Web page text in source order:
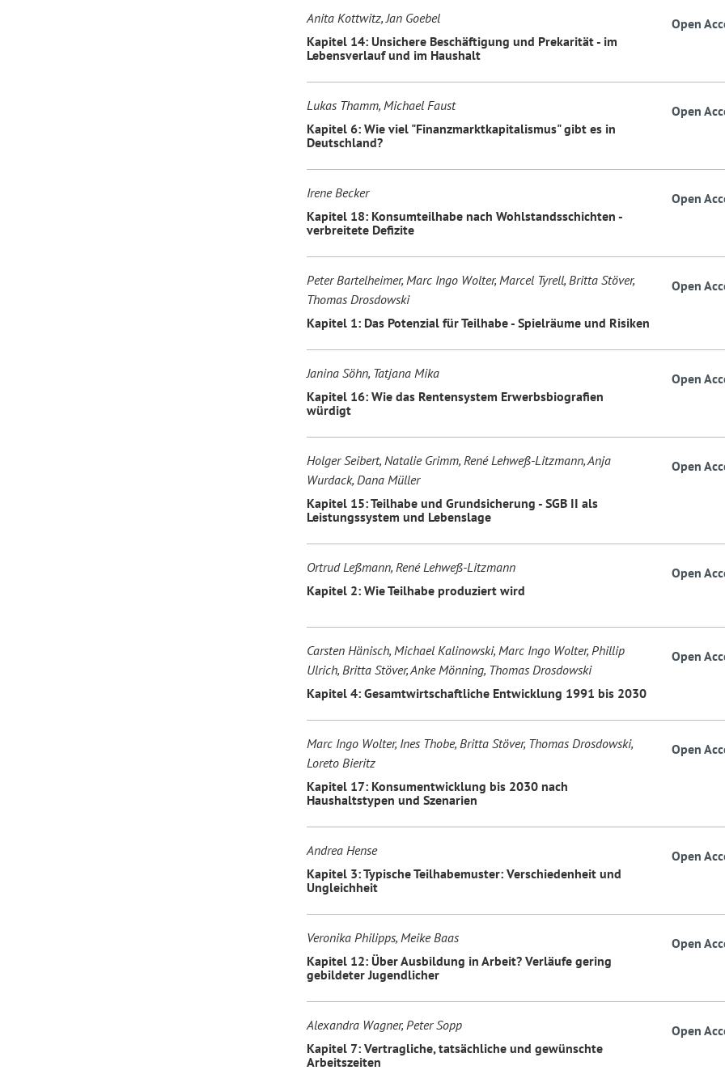
Anita Kottwitz, Jan Goebel
Kapitel 14: Unsichere Beschäftigung und Prekarität - im
Lebensverlauf und im Haushalt
Open
Lukas Thamm, Michael Faust
Kapitel 6: Wie viel "Finanzmarktkapitalismus" gibt es in
Deutschland?
Open
Irene Becker
Kapitel 18: Konsumteilhabe nach Wohlstandsschichten -
verbreitete Defizite
Open
Peter Bartelheimer, Marc Ingo Wolter, Marcel Tyrell, Britta Stöver,
Thomas Drosdowski
Kapitel 1: Das Potenzial für Teilhabe - Spielräume und Risiken
Open
Janina Söhn, Tatjana Mika
Kapitel 16: Wie das Rentensystem Erwerbsbiografien
würdigt
Open
Holger Seibert, Natalie Grimm, René Lehweß-Litzmann, Anja
Wurdack, Dana Müller
Kapitel 15: Teilhabe und Grundsicherung - SGB II als
Leistungssystem und Lebenslage
Open
Ortrud Leßmann, René Lehweß-Litzmann
Kapitel 2: Wie Teilhabe produziert wird
Open
Carsten Hänisch, Michael Kalinowski, Marc Ingo Wolter, Phillip
Ulrich, Britta Stöver, Anke Mönning, Thomas Drosdowski
Kapitel 4: Gesamtwirtschaftliche Entwicklung 1991 bis 2030
Open
Marc Ingo Wolter, Ines Thobe, Britta Stöver, Thomas Drosdowski,
Loreto Bieritz
Kapitel 17: Konsumentwicklung bis 2030 nach
Haushaltstypen und Szenarien
Open
Andrea Hense
Kapitel 3: Typische Teilhabemuster: Verschiedenheit und
Ungleichheit
Open
Veronika Philipps, Meike Baas
Kapitel 12: Über Ausbildung in Arbeit? Verläufe gering
gebildeter Jugendlicher
Open
Alexandra Wagner, Peter Sopp
Kapitel 7: Vertragliche, tatsächliche und gewünschte
Arbeitszeiten
Open